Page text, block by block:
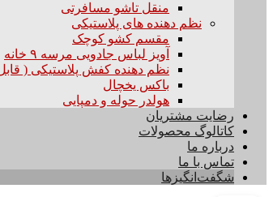
منقل تاشو مسافرتی
نظم دهنده های پلاستیکی
مقسم کشو کوچک
آویز لباس جادویی مرسه ۹ خانه
نظم دهنده کفش پلاستیکی (
باکس یخچال
هولدر حوله و دمپایی
رضایت مشتریان
کاتالوگ محصولات
درباره ما
تماس با ما
شگفت‌انگیزها